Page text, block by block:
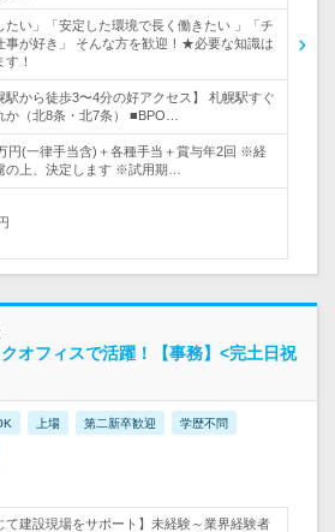
たい」「安定した環境で長く働きたい 」「チ
事が好き」 そんな方を歓迎！★必要な知識は
！
駅から徒歩3〜4分の好アクセス】 札幌駅すぐ
か（北8条・北7条） ■BPO…
円(一律手当含)＋各種手当＋賞与年2回 ※経
の上、決定します ※試用期…
オフィスで活躍！【事務】<完土日祝
上場 第二新卒歓迎 学歴不問
て建設現場をサポート】未経験～業界経験者